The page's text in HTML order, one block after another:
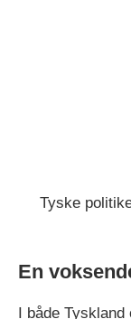
Tyske
En
I både Tyskland